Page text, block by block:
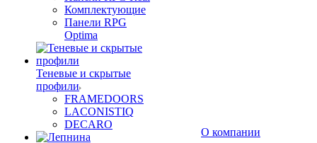
Комплектующие
Панели RPG
Optima
Теневые и скрытые
профили
FRAMEDOORS
LACONISTIQ
DECARO
О компании